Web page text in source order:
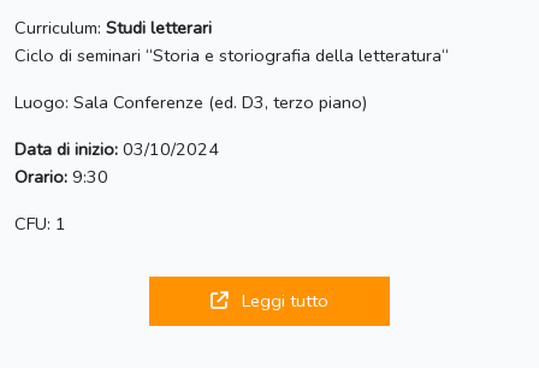
Curriculum: Studi letterari
Ciclo di seminari “Storia e storiografia della letteratura“
Luogo: Sala Conferenze (ed. D3, terzo piano)
Data di inizio: 03/10/2024
Orario: 9:30
CFU: 1
Leggi tutto